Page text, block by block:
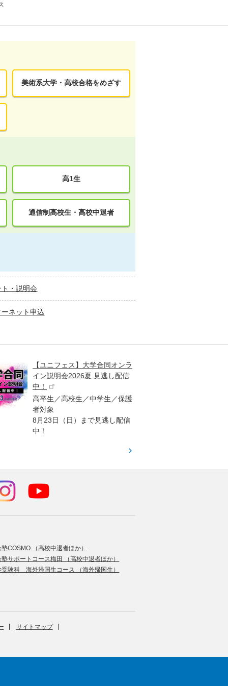
美術系大学・高校合格をめざす
高1生
通信制高校生・高校中退者
ト・説明会
ーネット申込
【ユニフェス】大学合同オンラ
イン説明会2026夏 見逃し配信
中！
高卒生／高校生／中学生／保護
者対象
8月23日（日）まで見逃し配信
中！
COSMO （高校中退者ほか）
塾サポートコース梅田 （高校中退者ほか）
受験科 海外帰国生コース （海外帰国生）
サイトマップ